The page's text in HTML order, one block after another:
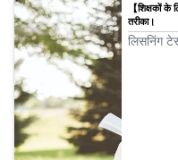
【शिक्षकों के
तरीका।
लिसनिंग